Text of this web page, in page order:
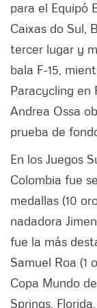
para el Equipó
Caixas do Sul,
tercer lugar y
bala F-15,
Paracycling en
Andrea Ossa
prueba de
En los Juegos
Colombia fue
medallas (10
nadadora
fue la más
Samuel Roa (1
Copa Mundo
Springs,